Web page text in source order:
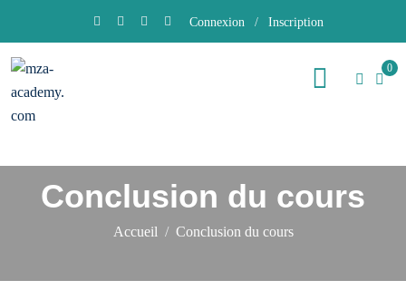
Connexion / Inscription
0
Conclusion du cours
Accueil Conclusion du cours